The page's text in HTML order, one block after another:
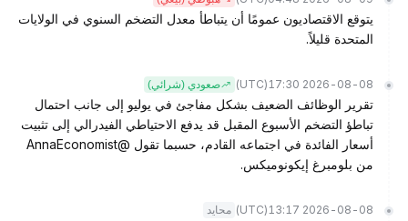
يتوقع الاقتصاديون عمومًا أن يتباطأ معدل التضخم السنوي في الولايات
المتحدة قليلاً.
2026-08-08 17:30
(UTC) صعودي (شرائي)
تقرير الوظائف الضعيف بشكل مفاجئ في يوليو إلى جانب احتمال
تباطؤ التضخم الأسبوع المقبل قد يدفع الاحتياطي الفيدرالي إلى تثبيت
أسعار الفائدة في اجتماعه القادم، حسبما تقول @AnnaEconomist
من بلومبرغ إيكونوميكس.
2026-08-08 13:17
(UTC) محايد